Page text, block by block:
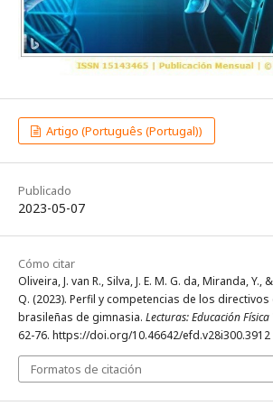
Artigo (Português (Portugal))
Publicado
2023-05-07
Cómo citar
Oliveira, J. van R., Silva, J. E. M. G. da, Miranda, Y.,
Q. (2023). Perfil y competencias de los
brasileñas de gimnasia. Lecturas: Educación Física
62-76. https://doi.org/10.46642/efd.v28i300.3912
Formatos de citación